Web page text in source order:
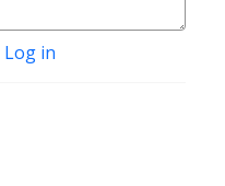
Log in